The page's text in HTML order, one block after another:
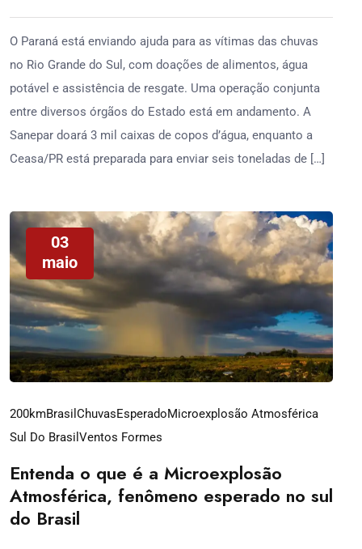
O Paraná está enviando ajuda para as vítimas das chuvas
no Rio Grande do Sul, com doações de alimentos, água
potável e assistência de resgate. Uma operação conjunta
entre diversos órgãos do Estado está em andamento. A
Sanepar doará 3 mil caixas de copos d’água, enquanto a
Ceasa/PR está preparada para enviar seis toneladas de […]
03
maio
200kmBrasil ChuvasEsperadoMicroexplosão Atmosférica
Sul Do Brasil Ventos Formes
Entenda o que é a Microexplosão
Atmosférica, fenômeno esperado no sul
do Brasil